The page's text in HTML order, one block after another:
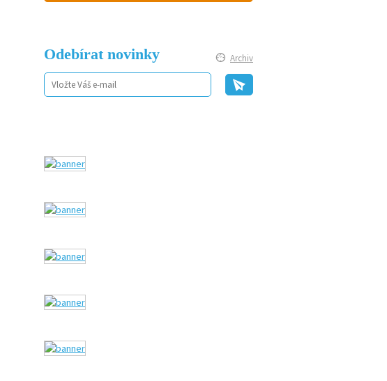
Archiv
Odebírat novinky